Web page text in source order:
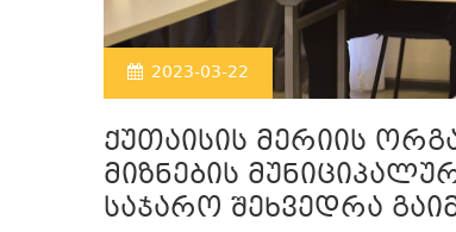
2023-03-22
ქუთაისის მერიის
მიზნების
საჯარო შეხვედრა